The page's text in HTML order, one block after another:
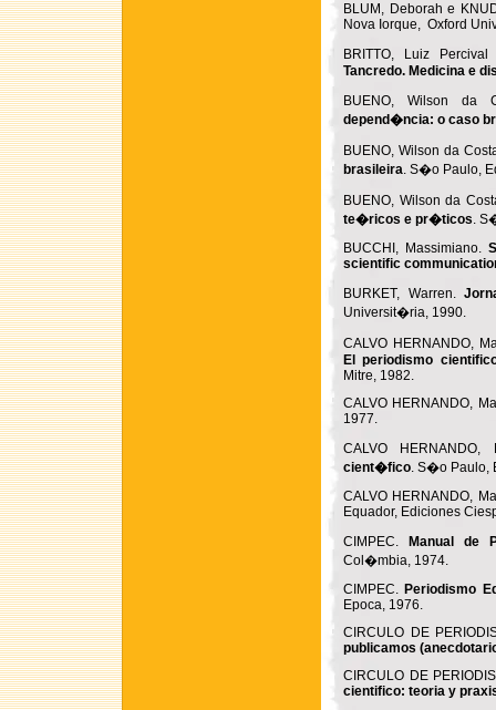
BLUM, Deborah e
Nova Iorque, Oxford
BRITTO, Luiz
Tancredo. Medicina e
BUENO, Wilson
depend�ncia: o caso
BUENO, Wilson da
brasileira. S�o Paulo,
BUENO, Wilson da
te�ricos e pr�ticos.
BUCCHI, Massimiano.
scientific
BURKET, Warren.
Universit�ria, 1990.
CALVO HERNANDO,
El periodismo
Mitre, 1982.
CALVO HERNANDO,
1977.
CALVO
cient�fico. S�o Paulo,
CALVO HERNANDO,
Equador, Ediciones
CIMPEC.
Manual de
Col�mbia, 1974.
CIMPEC. Periodismo
Epoca, 1976.
CIRCULO DE
publicamos
CIRCULO DE
cientifico: teoria y